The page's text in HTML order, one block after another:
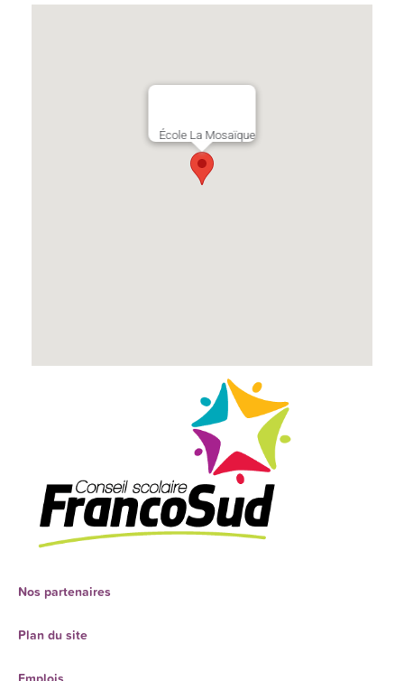
École La Mosaïque
Nos partenaires
Plan du site